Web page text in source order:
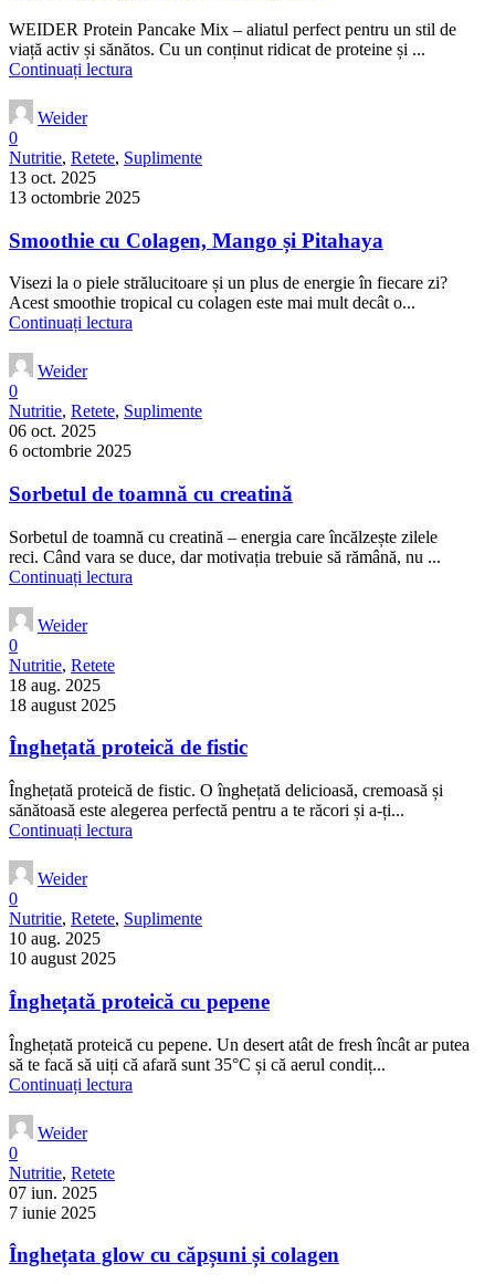
WEIDER Protein Pancake Mix – aliatul perfect pentru un stil de
viață activ și sănătos. Cu un conținut ridicat de proteine și ...
Continuați lectura
Weider
0
Nutritie, Retete, Suplimente
13 oct. 2025
13 octombrie 2025
Smoothie cu Colagen, Mango și Pitahaya
Visezi la o piele strălucitoare și un plus de energie în fiecare zi?
Acest smoothie tropical cu colagen este mai mult decât o...
Continuați lectura
Weider
0
Nutritie, Retete, Suplimente
06 oct. 2025
6 octombrie 2025
Sorbetul de toamnă cu creatină
Sorbetul de toamnă cu creatină – energia care încălzește zilele
reci. Când vara se duce, dar motivația trebuie să rămână, nu ...
Continuați lectura
Weider
0
Nutritie, Retete
18 aug. 2025
18 august 2025
Înghețată proteică de fistic
Înghețată proteică de fistic. O înghețată delicioasă, cremoasă și
sănătoasă este alegerea perfectă pentru a te răcori și a-ți...
Continuați lectura
Weider
0
Nutritie, Retete, Suplimente
10 aug. 2025
10 august 2025
Înghețată proteică cu pepene
Înghețată proteică cu pepene. Un desert atât de fresh încât ar putea
să te facă să uiți că afară sunt 35°C și că aerul condiț...
Continuați lectura
Weider
0
Nutritie, Retete
07 iun. 2025
7 iunie 2025
Înghețata glow cu căpșuni și colagen